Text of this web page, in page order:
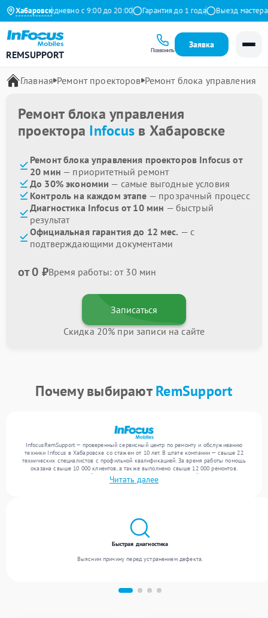
Хабаровск
Ежедневно с 9:00 до 20:00 Гарантия до 1 года Выезд мастера
REMSUPPORT Позвонить
Заявка
Главная Ремонт проекторов Ремонт блока управления
Ремонт блока управления
проектора Infocus в Хабаровске
Ремонт блока управления проекторов Infocus от
20 мин — приоритетный ремонт
До 30% экономии — самые выгодные условия
Контроль на каждом этапе — прозрачный процесс
Диагностика Infocus от 10 мин — быстрый
результат
Официальная гарантия до 12 мес. — с
подтверждающими документами
от 0 ₽Время работы: от 30 мин
Записаться
Скидка 20% при записи на сайте
Почему выбираютRemSupport
InfocusRemSupport — проверенный сервисный центр по ремонту и обслуживанию
техники Infocus в Хабаровске со стажем от 10 лет. В штате компании — свыше 22
технических специалистов с профильной квалификацией. За время работы помощь
оказана свыше 10 000 клиентов, а также выполнено свыше 12 000 ремонтов.
Ежемесячно в сервисный центр поступает более 300 обращений, включая , , . Мы
беремся за задачи любой сложности и обеспечиваем надежный результат благодаря
Читать далее
Быстрая диагностика
Выясним причину перед устранением дефекта.